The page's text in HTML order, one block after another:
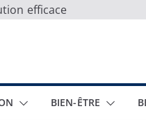
efficace
BIEN-ÊTRE